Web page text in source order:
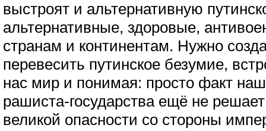
выстроят и альтернативную
альтернативные, здоровые,
странам и континентам. Нужно
перевесить путинское безумие,
нас мир и понимая: просто факт
рашиста-государства ещё не
великой опасности со стороны